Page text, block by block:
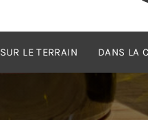
SUR LE TERRAIN DANS LA